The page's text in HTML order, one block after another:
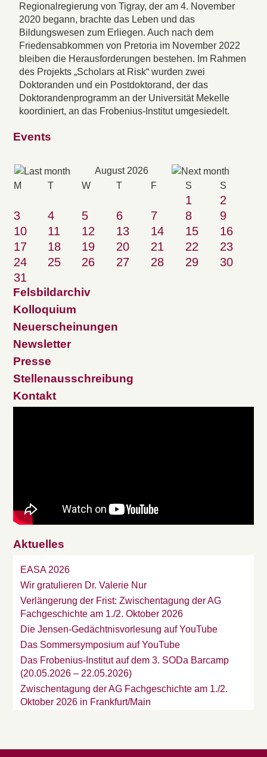
Regionalregierung von Tigray, der am 4. November
2020 begann, brachte das Leben und das
Bildungswesen zum Erliegen. Auch nach dem
Friedensabkommen von Pretoria im November 2022
bleiben die Herausforderungen bestehen. Im Rahmen
des Projekts „Scholars at Risk“ wurden zwei
Doktoranden und ein Postdoktorand, der das
Doktorandenprogramm an der Universität Mekelle
koordiniert, an das Frobenius-Institut umgesiedelt.
Events
August 2026
M T W T F S S
1
2
3
4 5 6 7 8
9
10
11 12 13 14 15
16
17
18 19 20 21 22
23
24
25 26 27 28 29
30
31
Felsbildarchiv
Kolloquium
Neuerscheinungen
Newsletter
Presse
Stellenausschreibung
Kontakt
Aktuelles
EASA 2026
Wir gratulieren Dr. Valerie Nur
Verlängerung der Frist: Zwischentagung der AG
Fachgeschichte am 1./2. Oktober 2026
Die Jensen-Gedächtnisvorlesung auf YouTube
Das Sommersymposium auf YouTube
Das Frobenius-Institut auf dem 3. SODa Barcamp
(20.05.2026 – 22.05.2026)
Zwischentagung der AG Fachgeschichte am 1./2.
Oktober 2026 in Frankfurt/Main